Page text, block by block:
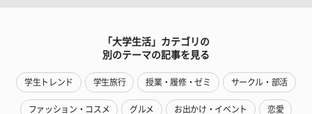
「大学生活」カテゴリの
別のテーマの記事を見る
学生トレンド 学生旅行 授業・履修・ゼミ サークル・部活
ファッション・コスメ グルメ お出かけ・イベント 恋愛